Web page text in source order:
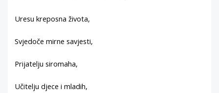
Uresu kreposna života,
Svjedoče mirne savjesti,
Prijatelju siromaha,
Učitelju djece i mladih,